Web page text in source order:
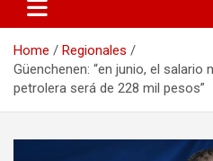
Home
Regionales
Güenchenen: “en junio, el salario
petrolera será de 228 mil pesos”